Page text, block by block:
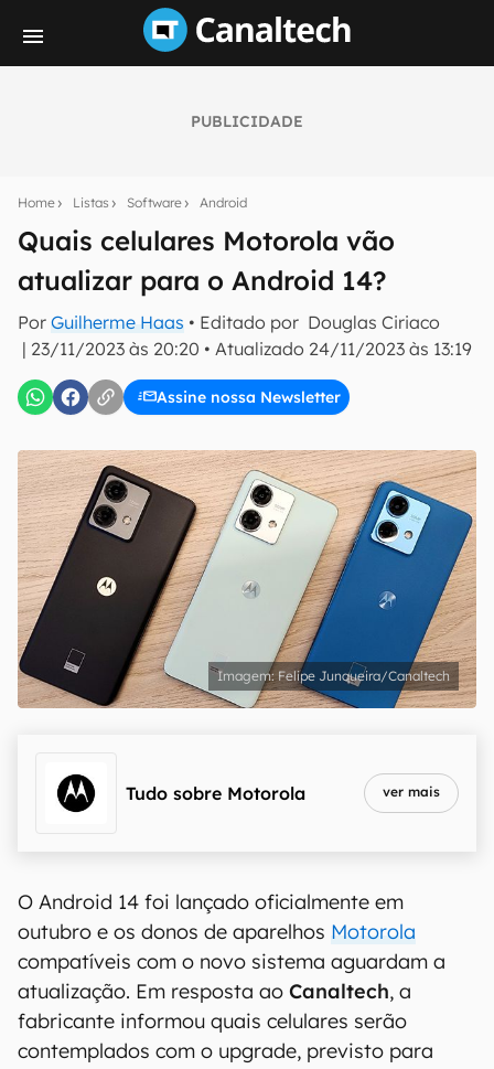
PUBLICIDADE
Home Listas Software Android
Quais celulares Motorola vão
atualizar para o Android 14?
Por Guilherme Haas • Editado por Douglas Ciriaco
| 23/11/2023 às 20:20 • Atualizado 24/11/2023 às 13:19
Assine nossa Newsletter
notícias e reviews sobre tecnologia em primeira
mão.
E-mail
Uso e Política de Privacidade do Canaltech.
Felipe Junqueira/Canaltech
Tudo sobre Motorola ver mais
O Android 14 foi lançado oficialmente em
outubro e os donos de aparelhos Motorola
compatíveis com o novo sistema aguardam a
atualização. Em resposta ao Canaltech, a
fabricante informou quais celulares serão
contemplados com o upgrade, previsto para